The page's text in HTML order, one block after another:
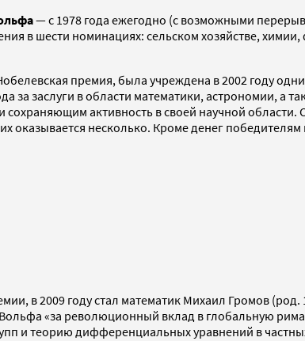
— с 1978 года ежегодно (с возможными
в шести номинациях: сельском хозяйстве,
премия, была учреждена в 2002 году
за заслуги в области математики, астрономии,
активность в своей научной области.
оказывается несколько. Кроме денег
в 2009 году стал математик Михаил Громов
«за революционный вклад в глобальную
и теорию дифференциальных уравнений в